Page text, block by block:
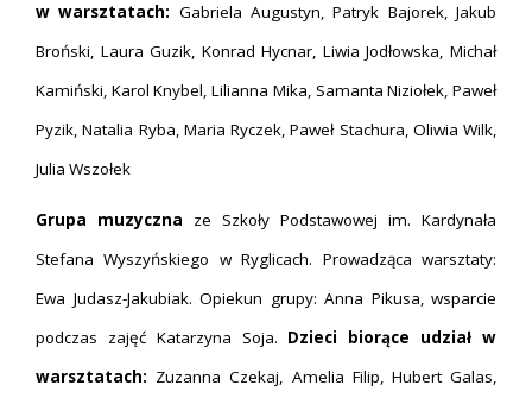
w warsztatach: Gabriela Augustyn, Patryk Bajorek, Jakub
Broński, Laura Guzik, Konrad Hycnar, Liwia Jodłowska, Michał
Kamiński, Karol Knybel, Lilianna Mika, Samanta Niziołek, Paweł
Pyzik, Natalia Ryba, Maria Ryczek, Paweł Stachura, Oliwia Wilk,
Julia Wszołek
Grupa muzyczna ze Szkoły Podstawowej im. Kardynała
Stefana Wyszyńskiego w Ryglicach. Prowadząca warsztaty:
Ewa Judasz-Jakubiak. Opiekun grupy: Anna Pikusa, wsparcie
podczas zajęć Katarzyna Soja. Dzieci biorące udział w
warsztatach: Zuzanna Czekaj, Amelia Filip, Hubert Galas,